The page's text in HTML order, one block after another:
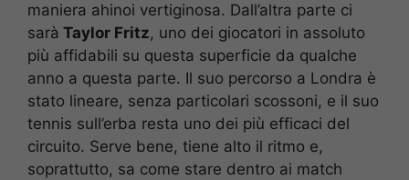
maniera ahinoi vertiginosa. Dall’altra parte ci
sarà Taylor Fritz, uno dei giocatori in assoluto
più affidabili su questa superficie da qualche
anno a questa parte. Il suo percorso a Londra è
stato lineare, senza particolari scossoni, e il suo
tennis sull’erba resta uno dei più efficaci del
circuito. Serve bene, tiene alto il ritmo e,
soprattutto, sa come stare dentro ai match